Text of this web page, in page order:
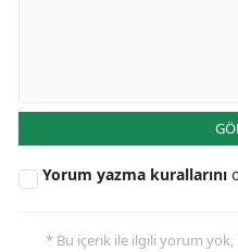
Yorum yazma kurallarını
* Bu içerik ile ilgili yorum yok,